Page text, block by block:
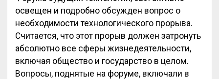
освещен и подробно обсужден вопрос о
необходимости технологического прорыва.
Считается, что этот прорыв должен затронуть
абсолютно все сферы жизнедеятельности,
включая общество и государство в целом.
Вопросы, поднятые на форуме, включали в